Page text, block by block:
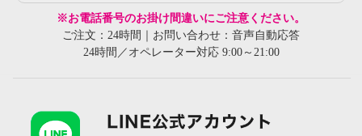
※お電話番号のお掛け間違いにご注意ください。
ご注文：24時間｜お問い合わせ：音声自動応答
24時間／オペレーター対応 9:00～21:00